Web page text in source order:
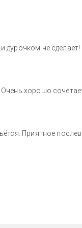
дурочком не сделает!
хорошо
Приятное